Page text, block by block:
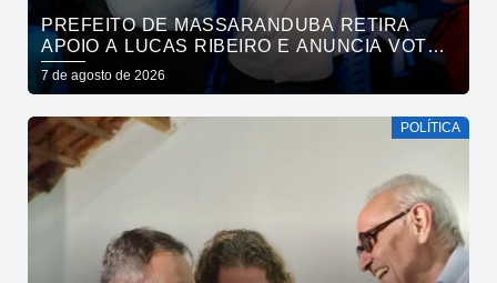
PREFEITO DE MASSARANDUBA RETIRA
APOIO A LUCAS RIBEIRO E ANUNCIA VOTO
EM CÍCERO PARA O GOVERNO
7 de agosto de 2026
POLÍTICA